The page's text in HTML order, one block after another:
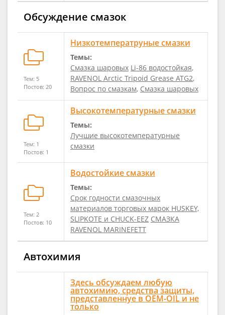
Обсуждение смазок
Тем: 5
Постов: 20
Низкотемператруные смазки
Темы:
Смазка шаровых Li-86 водостойкая,
RAVENOL Arctic Tripoid Grease ATG2,
Вопрос по смазкам, Смазка шаровых
Тем: 1
Постов: 1
Высокотемпературные смазки
Темы:
Лучшие высокотемпературные
смазки
Тем: 2
Постов: 10
Водостойкие смазки
Темы:
Срок годности смазочных
материалов торговых марок HUSKEY,
SLIPKOTE и CHUCK-EEZ СМАЗКА
RAVENOL MARINEFETT
Автохимия
Здесь обсуждаем любую
автохимию, средства защиты,
представленнуе в ОЕМ-OIL и не
только